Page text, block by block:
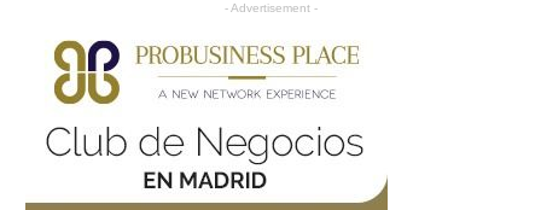
- Advertisement -